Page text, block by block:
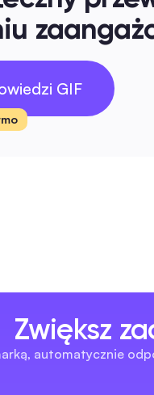
GIF
Zwiększ
automatycznie